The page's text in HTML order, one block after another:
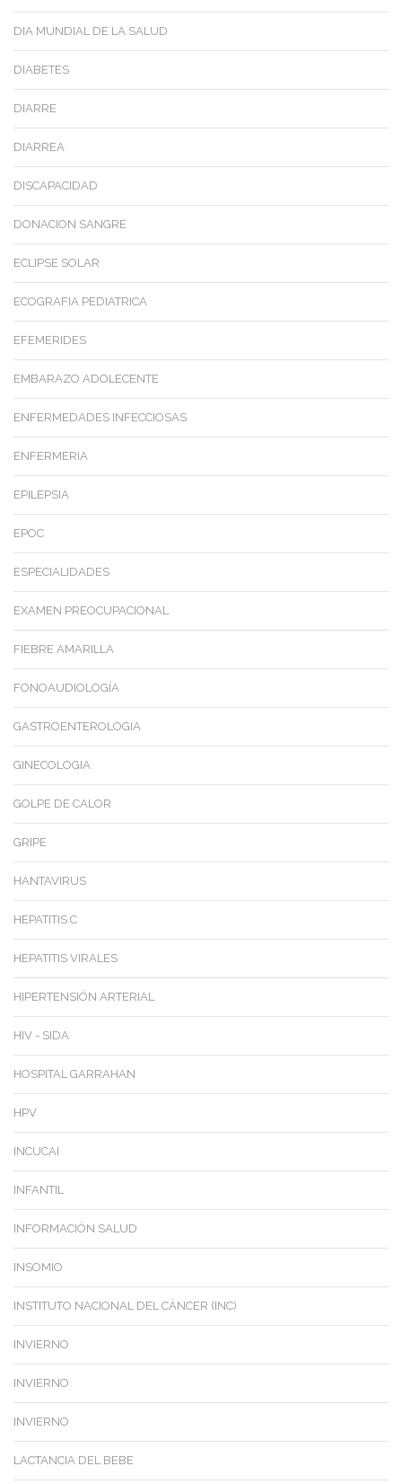
DIA MUNDIAL DE LA SALUD
DIABETES
DIARRE
DIARREA
DISCAPACIDAD
DONACION SANGRE
ECLIPSE SOLAR
ECOGRAFIA PEDIATRICA
EFEMERIDES
EMBARAZO ADOLECENTE
ENFERMEDADES INFECCIOSAS
ENFERMERIA
EPILEPSIA
EPOC
ESPECIALIDADES
EXAMEN PREOCUPACIONAL
FIEBRE AMARILLA
FONOAUDIOLOGÍA
GASTROENTEROLOGIA
GINECOLOGIA
GOLPE DE CALOR
GRIPE
HANTAVIRUS
HEPATITIS C
HEPATITIS VIRALES
HIPERTENSIÓN ARTERIAL
HIV - SIDA
HOSPITAL GARRAHAN
HPV
INCUCAI
INFANTIL
INFORMACIÓN SALUD
INSOMIO
INSTITUTO NACIONAL DEL CÁNCER (INC)
INVIERNO
INVIERNO
INVIERNO
LACTANCIA DEL BEBE